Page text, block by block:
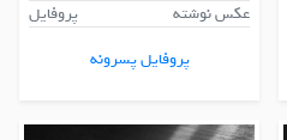
عکس نوشته
پروفایل
پروفایل پسرونه